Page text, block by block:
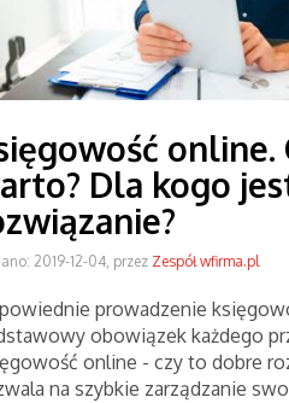
online.
Dla kogo
2019-12-04, przez Zespół wfirma.pl
prowadzenie
obowiązek każdego
online - czy to dobre
na szybkie zarządzanie